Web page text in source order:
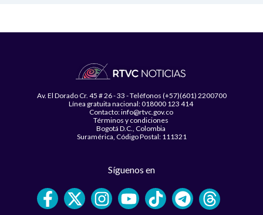
Av. El Dorado Cr. 45 # 26 - 33 - Teléfonos (+57)(601) 2200700
Línea gratuita nacional: 018000 123 414
Contacto: info@rtvc.gov.co
Términos y condiciones
Bogotá D.C., Colombia
Suramérica, Código Postal: 111321
Síguenos en